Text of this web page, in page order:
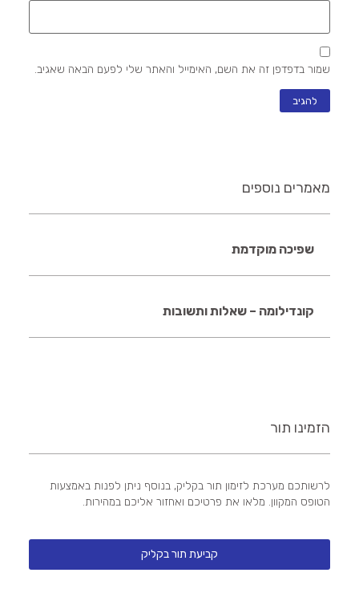
שמור בדפדפן זה את השם, האימייל והאתר שלי לפעם הבאה שאגיב.
מאמרים נוספים
שפיכה מוקדמת
קונדילומה – שאלות ותשובות
הזמינו תור
לרשותכם מערכת לזימון תור בקליק, בנוסף ניתן לפנות באמצעות
הטופס המקוון. מלאו את פרטיכם ואחזור אליכם במהירות.
קביעת תור בקליק